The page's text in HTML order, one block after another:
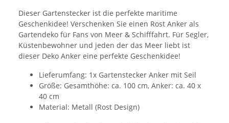
Dieser Gartenstecker ist die perfekte maritime
Geschenkidee! Verschenken Sie einen Rost Anker als
Gartendeko für Fans von Meer & Schifffahrt. Für Segler,
Küstenbewohner und jeden der das Meer liebt ist
dieser Deko Anker eine perfekte Geschenkidee!
Lieferumfang: 1x Gartenstecker Anker mit Seil
Größe: Gesamthöhe: ca. 100 cm, Anker: ca. 40 x
40 cm
Material: Metall (Rost Design)